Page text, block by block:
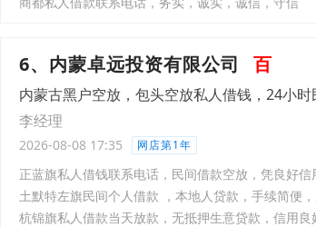
6、内蒙卓远投资有限公司 百
内蒙古黑户空放，包头空放私人借钱，24小
李经理
2026-08-08 17:35 网店第1年
正蓝旗私人借钱联系电话，民间借款空放，凭良好
土默特左旗民间个人借款 ，本地人贷款，手续简便
杭锦旗私人借款当天放款，无抵押生意贷款，信用